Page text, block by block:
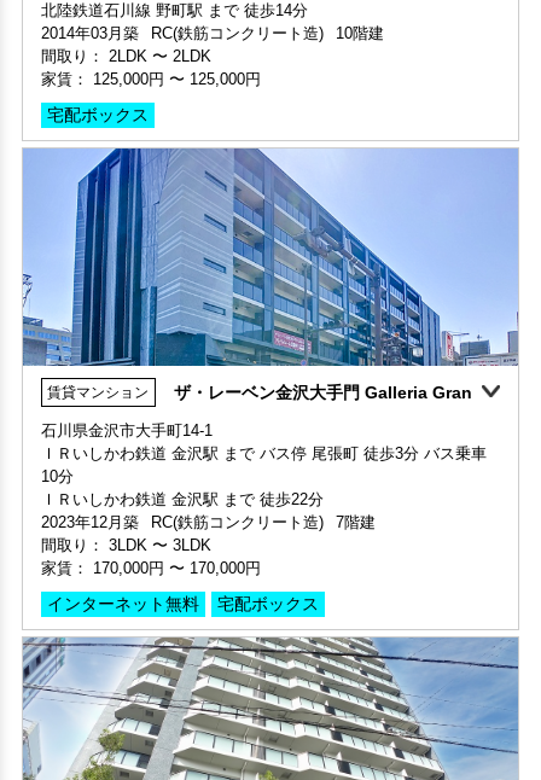
部屋号数 803号室
家賃 90,000円・共益費 家賃に込み
階数 8階
間取り 3LDK・専有面積 71.34㎡
敷金 2ヶ月 ・礼金 1ヶ月
保証人不要・代行 分譲賃貸
部屋号数 1008号室
家賃 149,000円・共益費 15,000円
階数 10階
間取り 2LDK・専有面積 81.6㎡
敷金 2ヶ月 ・礼金 2ヶ月
保証人不要・代行 リフォーム 分譲賃貸
北陸鉄道石川線 野町駅 まで 徒歩14分
2014年03月築
RC(鉄筋コンクリート造)
10階建
間取り： 2LDK 〜 2LDK
家賃： 125,000円 〜 125,000円
宅配ボックス
360°案内
部屋号数 203号室
家賃 125,000円・共益費 15,000円
階数 2階
間取り 2LDK・専有面積 66.2㎡
敷金 1ヶ月 ・礼金 -
保証人不要・代行 分譲賃貸
賃貸マンション ザ・レーベン金沢大手門 Galleria Gran
石川県金沢市大手町14‐1
ＩＲいしかわ鉄道 金沢駅 まで バス停 尾張町 徒歩3分 バス乗車
10分
ＩＲいしかわ鉄道 金沢駅 まで 徒歩22分
2023年12月築
RC(鉄筋コンクリート造)
7階建
間取り： 3LDK 〜 3LDK
家賃： 170,000円 〜 170,000円
インターネット無料 宅配ボックス